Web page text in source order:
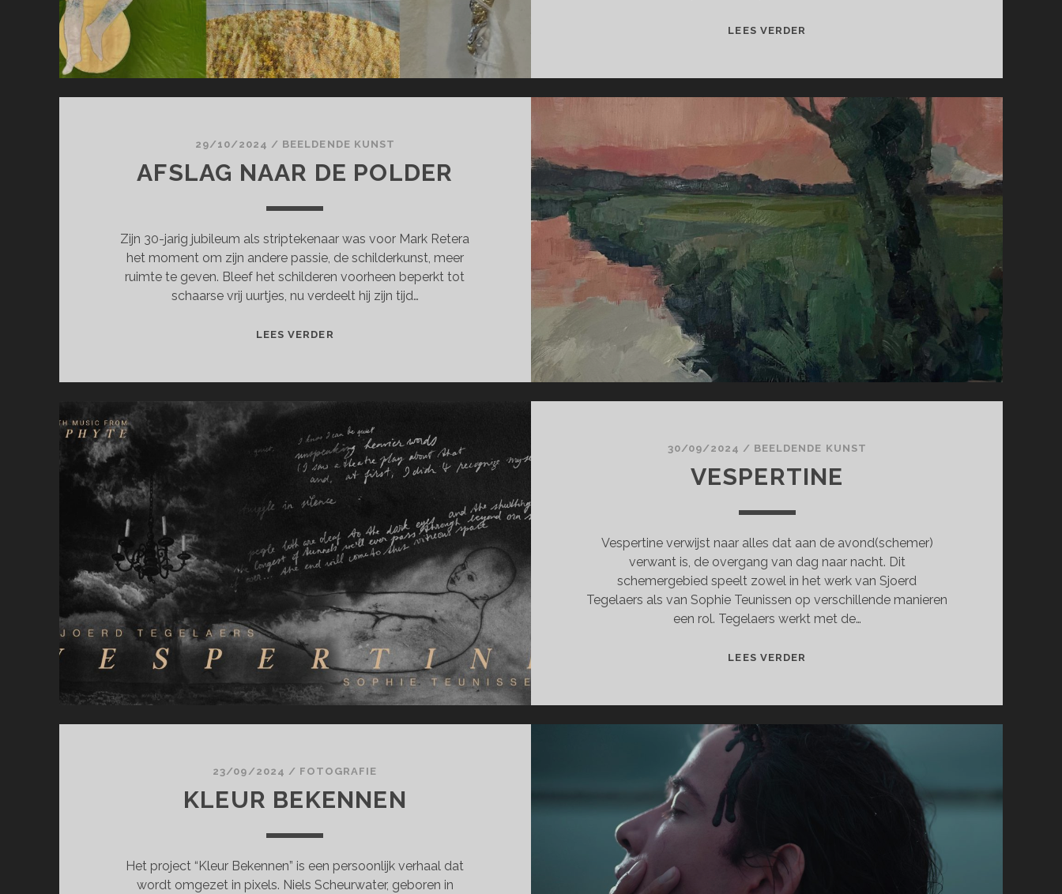
LEES VERDER
DONE
29/10/2024 / BEELDENDE KUNST
AFSLAG NAAR DE POLDER
Zijn 30-jarig jubileum als striptekenaar was voor Mark Retera
het moment om zijn andere passie, de schilderkunst, meer
ruimte te geven. Bleef het schilderen voorheen beperkt tot
schaarse vrij uurtjes, nu verdeelt hij zijn tijd…
LEES VERDER
30/09/2024 / BEELDENDE KUNST
VESPERTINE
Vespertine verwijst naar alles dat aan de avond(schemer)
verwant is, de overgang van dag naar nacht. Dit
schemergebied speelt zowel in het werk van Sjoerd
Tegelaers als van Sophie Teunissen op verschillende manieren
een rol. Tegelaers werkt met de…
LEES VERDER
23/09/2024 / FOTOGRAFIE
KLEUR BEKENNEN
Het project “Kleur Bekennen” is een persoonlijk verhaal dat
wordt omgezet in pixels. Niels Scheurwater, geboren in